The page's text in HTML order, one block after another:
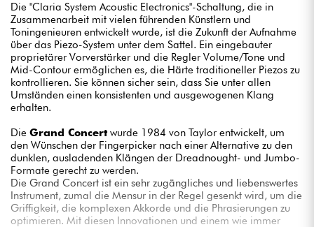
Die "Claria System Acoustic Electronics"-Schaltung, die in
Zusammenarbeit mit vielen führenden Künstlern und
Toningenieuren entwickelt wurde, ist die Zukunft der Aufnahme
über das Piezo-System unter dem Sattel. Ein eingebauter
proprietärer Vorverstärker und die Regler Volume/Tone und
Mid-Contour ermöglichen es, die Härte traditioneller Piezos zu
kontrollieren. Sie können sicher sein, dass Sie unter allen
Umständen einen konsistenten und ausgewogenen Klang
erhalten.
Die Grand Concert wurde 1984 von Taylor entwickelt, um
den Wünschen der Fingerpicker nach einer Alternative zu den
dunklen, ausladenden Klängen der Dreadnought- und Jumbo-
Formate gerecht zu werden.
Die Grand Concert ist ein sehr zugängliches und liebenswertes
Instrument, zumal die Mensur in der Regel gesenkt wird, um die
Griffigkeit, die komplexen Akkorde und die Phrasierungen zu
optimieren. Mit diesen Innovationen und einem wie immer